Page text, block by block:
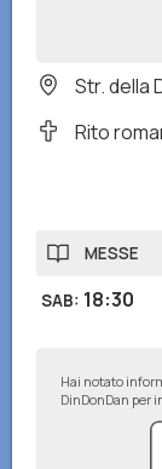
Str. della
Rito
MESSE
SAB: 18:30
Hai notato
DinDonDan per